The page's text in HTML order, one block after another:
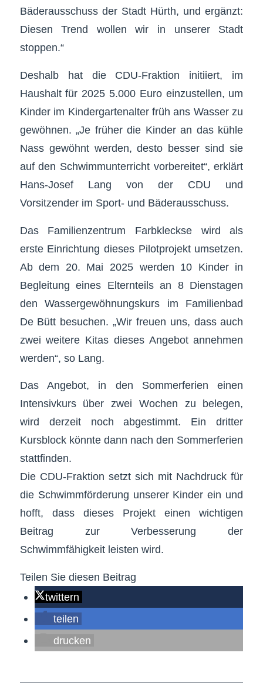
Bäderausschuss der Stadt Hürth, und ergänzt:
Diesen Trend wollen wir in unserer Stadt
stoppen.“
Deshalb hat die CDU-Fraktion initiiert, im
Haushalt für 2025 5.000 Euro einzustellen, um
Kinder im Kindergartenalter früh ans Wasser zu
gewöhnen. „Je früher die Kinder an das kühle
Nass gewöhnt werden, desto besser sind sie
auf den Schwimmunterricht vorbereitet“, erklärt
Hans-Josef Lang von der CDU und
Vorsitzender im Sport- und Bäderausschuss.
Das Familienzentrum Farbkleckse wird als
erste Einrichtung dieses Pilotprojekt umsetzen.
Ab dem 20. Mai 2025 werden 10 Kinder in
Begleitung eines Elternteils an 8 Dienstagen
den Wassergewöhnungskurs im Familienbad
De Bütt besuchen. „Wir freuen uns, dass auch
zwei weitere Kitas dieses Angebot annehmen
werden“, so Lang.
Das Angebot, in den Sommerferien einen
Intensivkurs über zwei Wochen zu belegen,
wird derzeit noch abgestimmt. Ein dritter
Kursblock könnte dann nach den Sommerferien
stattfinden.
Die CDU-Fraktion setzt sich mit Nachdruck für
die Schwimmförderung unserer Kinder ein und
hofft, dass dieses Projekt einen wichtigen
Beitrag zur Verbesserung der
Schwimmfähigkeit leisten wird.
Teilen Sie diesen Beitrag
twittern
teilen
drucken